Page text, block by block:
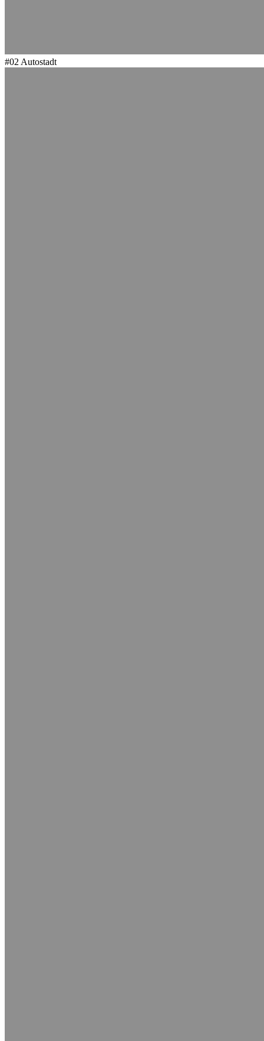
#02 Autostadt